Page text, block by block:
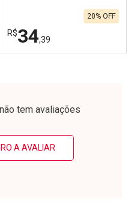
R$34,39
20% OFF
Laboratório
Por Menos
tem avaliações
A AVALIAR